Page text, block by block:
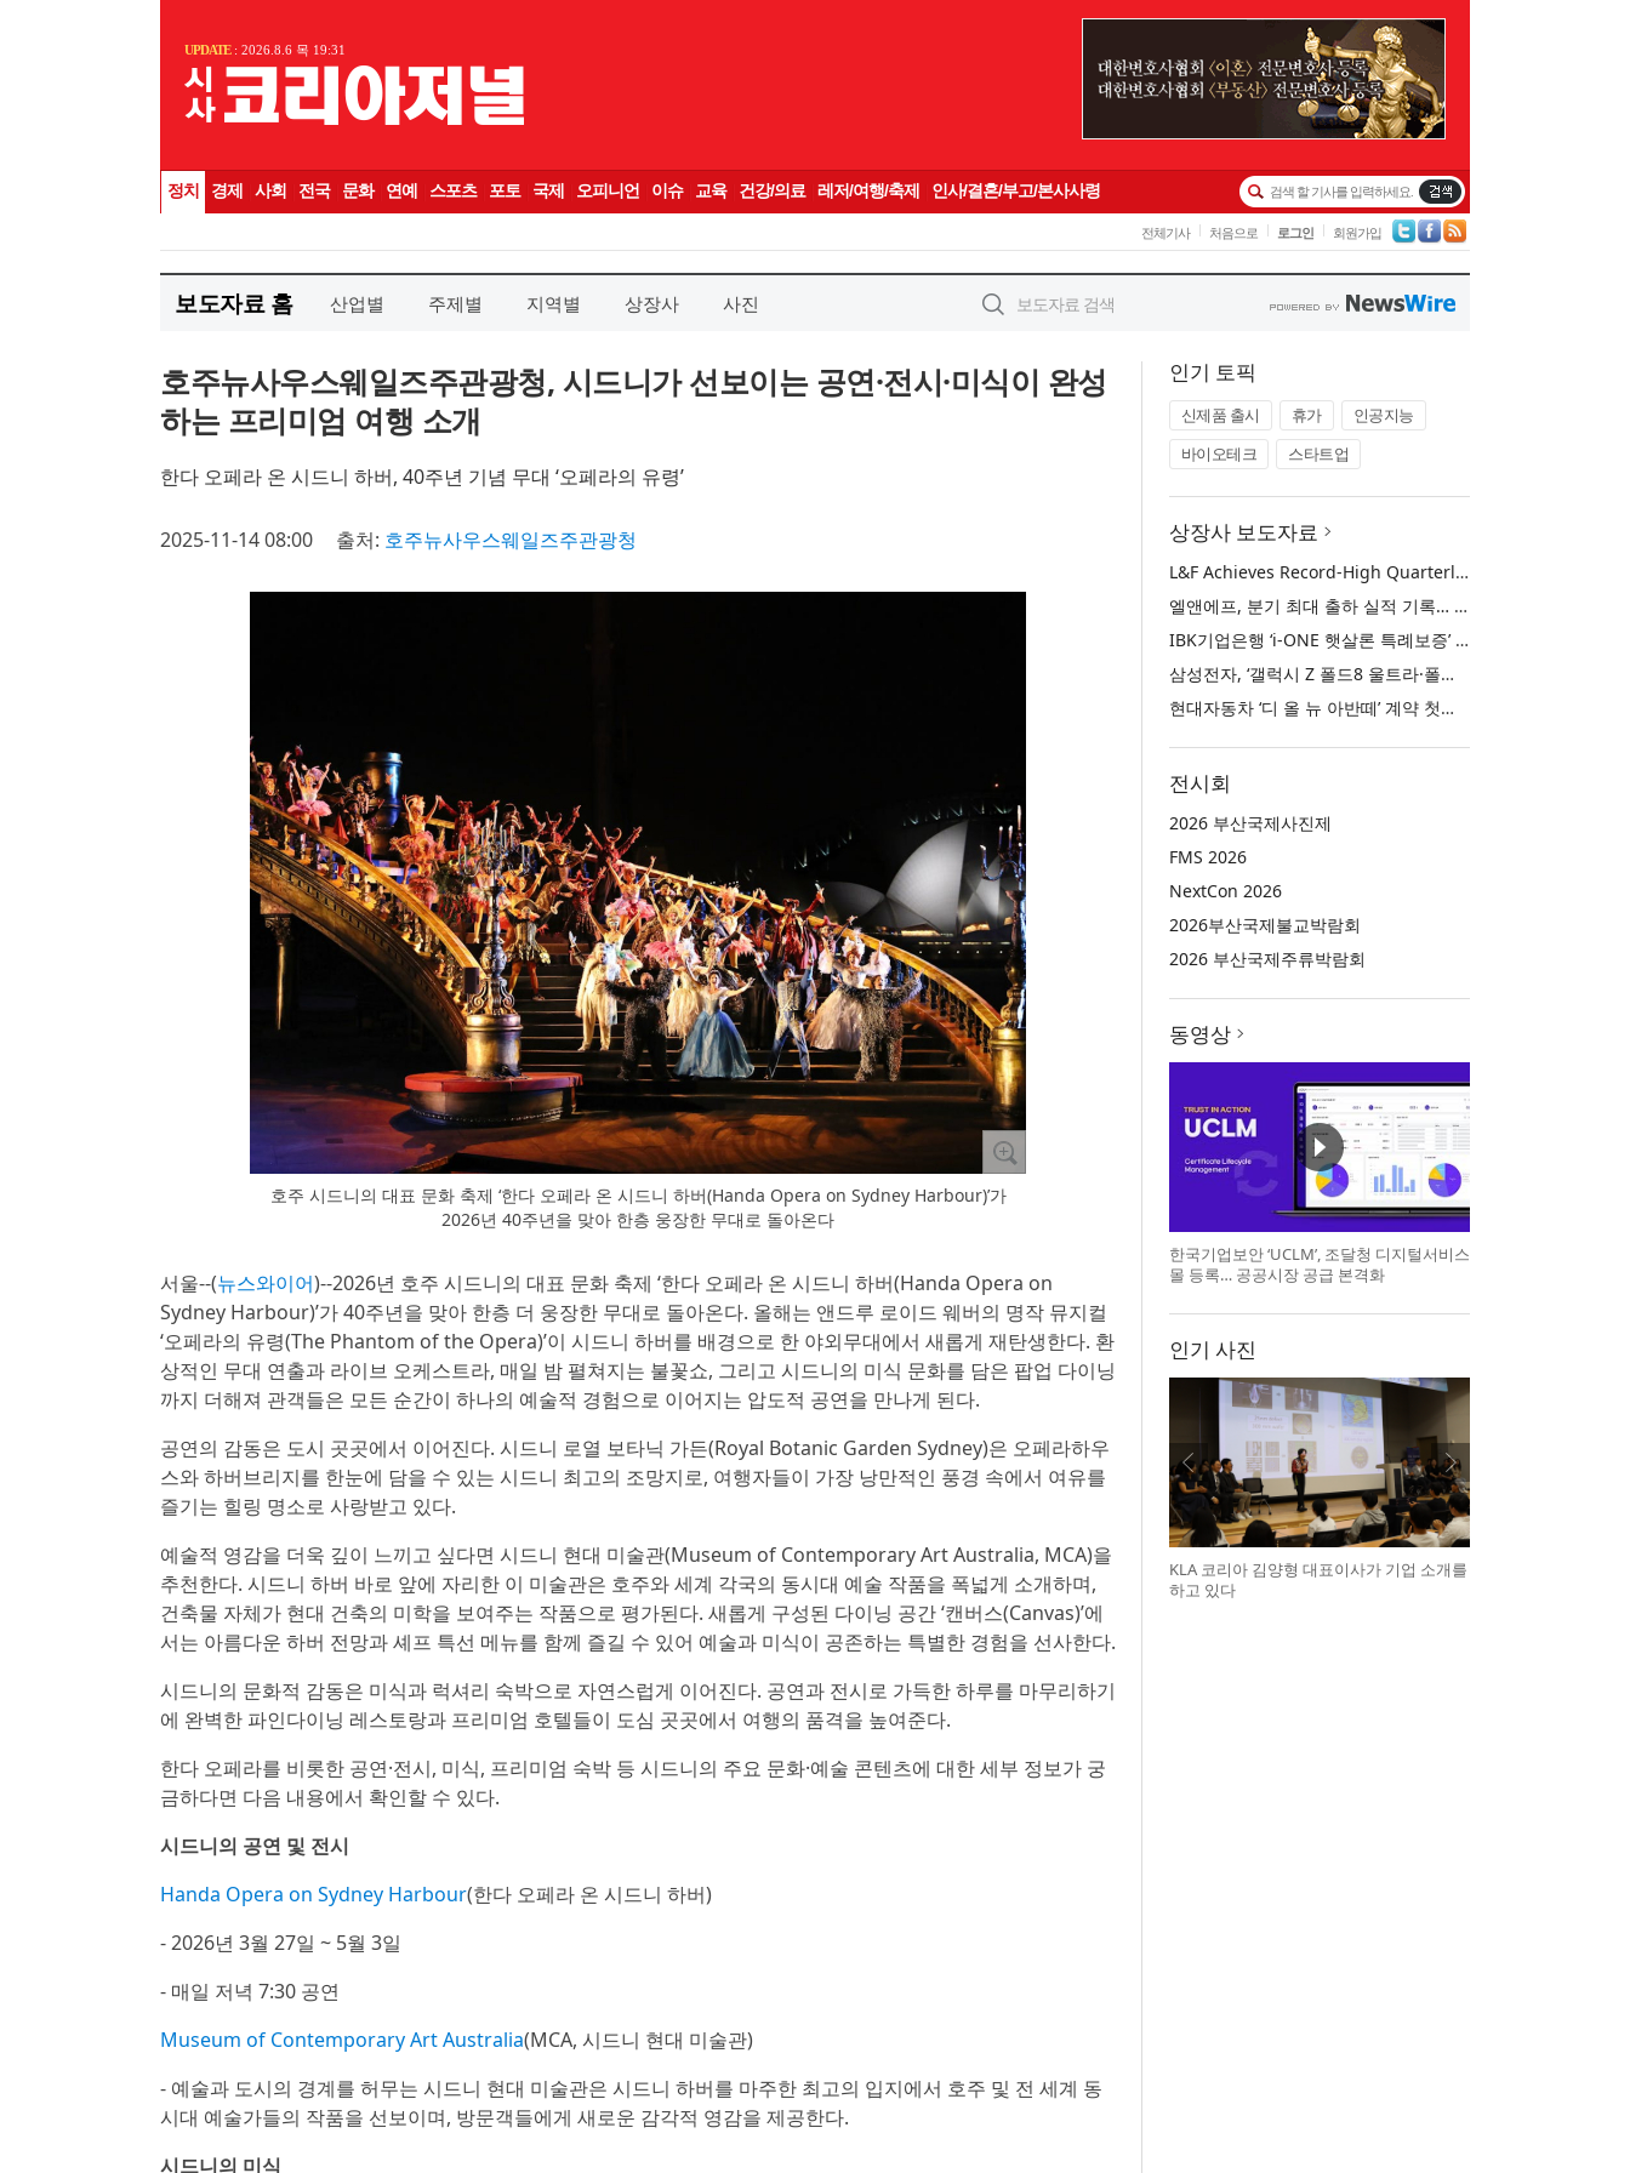
보도자료 홈 산업별 주제별 지역별 상장사 사진
호주뉴사우스웨일즈주관광청, 시드니가 선보이는 공연·전시·미식이 완성
하는 프리미엄 여행 소개
한다 오페라 온 시드니 하버, 40주년 기념 무대 ‘오페라의 유령’
2025-11-14 08:00 출처: 호주뉴사우스웨일즈주관광청
호주 시드니의 대표 문화 축제 ‘한다 오페라 온 시드니 하버(Handa Opera on Sydney Harbour)’가
2026년 40주년을 맞아 한층 웅장한 무대로 돌아온다
서울--(뉴스와이어)--2026년 호주 시드니의 대표 문화 축제 ‘한다 오페라 온 시드니 하버(Handa Opera on
Sydney Harbour)’가 40주년을 맞아 한층 더 웅장한 무대로 돌아온다. 올해는 앤드루 로이드 웨버의 명작 뮤지컬
‘오페라의 유령(The Phantom of the Opera)’이 시드니 하버를 배경으로 한 야외무대에서 새롭게 재탄생한다. 환
상적인 무대 연출과 라이브 오케스트라, 매일 밤 펼쳐지는 불꽃쇼, 그리고 시드니의 미식 문화를 담은 팝업 다이닝
까지 더해져 관객들은 모든 순간이 하나의 예술적 경험으로 이어지는 압도적 공연을 만나게 된다.
공연의 감동은 도시 곳곳에서 이어진다. 시드니 로열 보타닉 가든(Royal Botanic Garden Sydney)은 오페라하우
스와 하버브리지를 한눈에 담을 수 있는 시드니 최고의 조망지로, 여행자들이 가장 낭만적인 풍경 속에서 여유를
즐기는 힐링 명소로 사랑받고 있다.
예술적 영감을 더욱 깊이 느끼고 싶다면 시드니 현대 미술관(Museum of Contemporary Art Australia, MCA)을
추천한다. 시드니 하버 바로 앞에 자리한 이 미술관은 호주와 세계 각국의 동시대 예술 작품을 폭넓게 소개하며,
건축물 자체가 현대 건축의 미학을 보여주는 작품으로 평가된다. 새롭게 구성된 다이닝 공간 ‘캔버스(Canvas)’에
서는 아름다운 하버 전망과 셰프 특선 메뉴를 함께 즐길 수 있어 예술과 미식이 공존하는 특별한 경험을 선사한다.
시드니의 문화적 감동은 미식과 럭셔리 숙박으로 자연스럽게 이어진다. 공연과 전시로 가득한 하루를 마무리하기
에 완벽한 파인다이닝 레스토랑과 프리미엄 호텔들이 도심 곳곳에서 여행의 품격을 높여준다.
한다 오페라를 비롯한 공연·전시, 미식, 프리미엄 숙박 등 시드니의 주요 문화·예술 콘텐츠에 대한 세부 정보가 궁
금하다면 다음 내용에서 확인할 수 있다.
시드니의 공연 및 전시
Handa Opera on Sydney Harbour(한다 오페라 온 시드니 하버)
- 2026년 3월 27일 ~ 5월 3일
- 매일 저녁 7:30 공연
Museum of Contemporary Art Australia(MCA, 시드니 현대 미술관)
- 예술과 도시의 경계를 허무는 시드니 현대 미술관은 시드니 하버를 마주한 최고의 입지에서 호주 및 전 세계 동
시대 예술가들의 작품을 선보이며, 방문객들에게 새로운 감각적 영감을 제공한다.
시드니의 미식
인기 토픽
신제품 출시 휴가
인공지능
바이오테크
스타트업
상장사 보도자료
L&F Achieves Record-High Quarterly Shipments, Begins LFP Supply for North American ESS in Q3 Advancing its Two-Track NCM and LFP Growth Strategy
엘앤에프, 분기 최대 출하 실적 기록… 3분기 북미 ESS향 LFP 공급 착수 NCM+LFP ‘2-Track’ 성장 전략 실현
IBK기업은행 ‘i-ONE 햇살론 특례보증’ 출시
삼성전자, ‘갤럭시 Z 폴드8 울트라·폴드8·플립8’과 ‘갤럭시 워치 울트라2·워치9’ 국내 공식 출시
현대자동차 ‘디 올 뉴 아반떼’ 계약 첫날 1만 대 돌파
전시회
2026 부산국제사진제
FMS 2026
NextCon 2026
2026부산국제불교박람회
2026 부산국제주류박람회
동영상
한국기업보안 ‘UCLM’, 조달청 디지털서비스
몰 등록… 공공시장 공급 본격화
인기 사진
KLA 코리아 김양형 대표이사가 기업 소개를
하고 있다